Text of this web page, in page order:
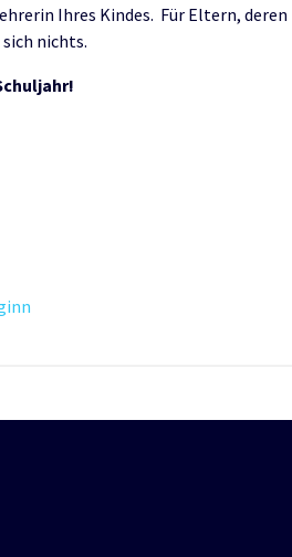
Ihres Kindes. Für Eltern, deren
nichts.